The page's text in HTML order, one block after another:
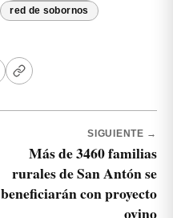
red de sobornos
SIGUIENTE →
Más de 3460 familias
rurales de San Antón se
beneficiarán con proyecto
ovino